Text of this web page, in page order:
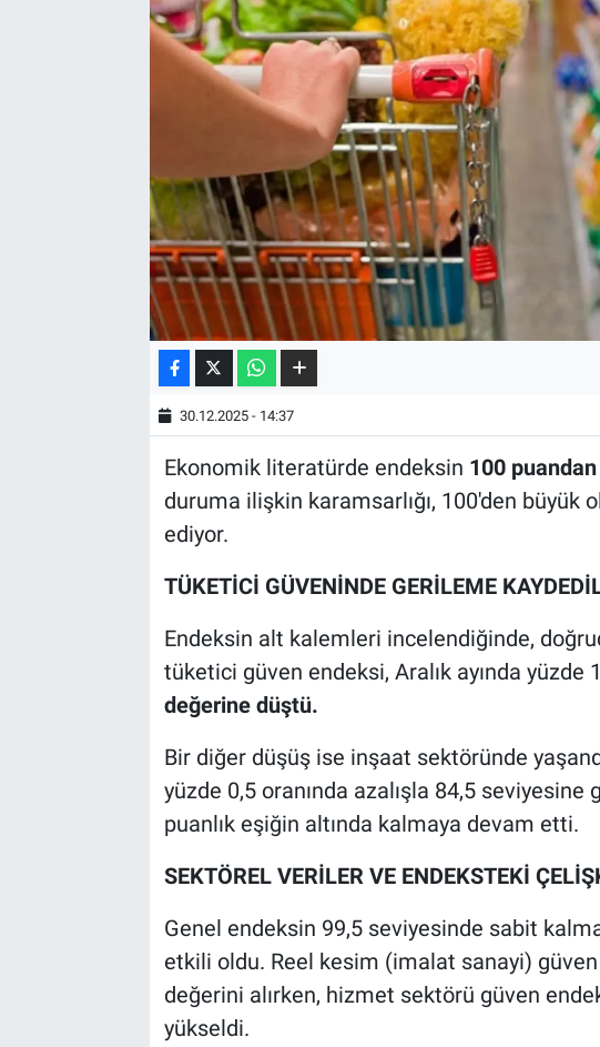
30.12.2025 - 14:37
Ekonomik literatürde endeksin 100
duruma ilişkin karamsarlığı, 100'den büyük
ediyor.
TÜKETİCİ GÜVENİNDE GERİLEME
Endeksin alt kalemleri incelendiğinde,
tüketici güven endeksi, Aralık ayında yüzde
değerine düştü.
Bir diğer düşüş ise inşaat sektöründe
yüzde 0,5 oranında azalışla 84,5
puanlık eşiğin altında kalmaya devam etti.
SEKTÖREL VERİLER VE ENDEKSTEKİ
Genel endeksin 99,5 seviyesinde sabit
etkili oldu. Reel kesim (imalat sanayi)
değerini alırken, hizmet sektörü güven
yükseldi.